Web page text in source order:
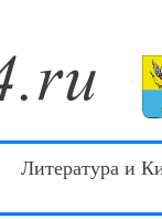
Литература и